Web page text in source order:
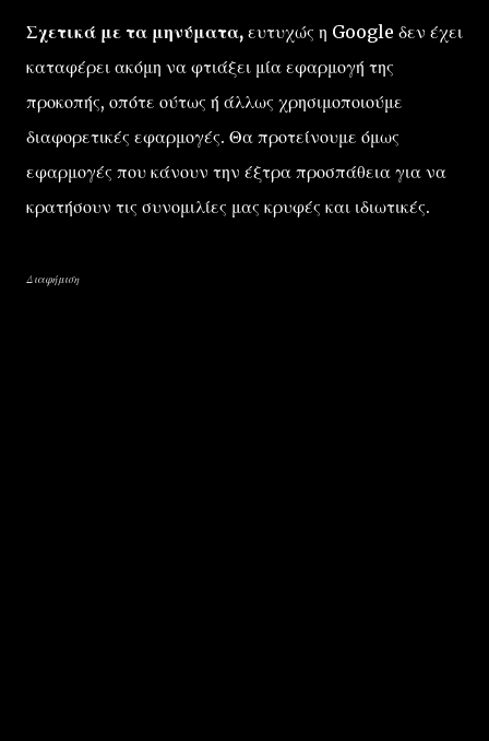
Σχετικά με τα μηνύματα, ευτυχώς η Google δεν έχει
καταφέρει ακόμη να φτιάξει μία εφαρμογή της
προκοπής, οπότε ούτως ή άλλως χρησιμοποιούμε
διαφορετικές εφαρμογές. Θα προτείνουμε όμως
εφαρμογές που κάνουν την έξτρα προσπάθεια για να
κρατήσουν τις συνομιλίες μας κρυφές και ιδιωτικές.
Διαφήμιση